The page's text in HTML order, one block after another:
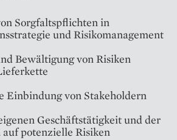
Sorgfaltspflichten in
und Risikomanagement
Bewältigung von Risiken
Einbindung von Stakeholdern
Geschäftstätigkeit und der
potenzielle Risiken